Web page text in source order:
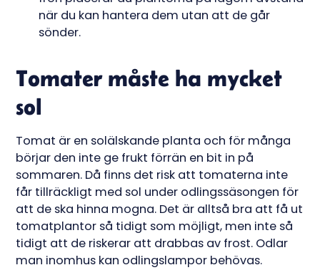
när du kan hantera dem utan att de går
sönder.
Tomater måste ha mycket
sol
Tomat är en solälskande planta och för många
börjar den inte ge frukt förrän en bit in på
sommaren. Då finns det risk att tomaterna inte
får tillräckligt med sol under odlingssäsongen för
att de ska hinna mogna. Det är alltså bra att få ut
tomatplantor så tidigt som möjligt, men inte så
tidigt att de riskerar att drabbas av frost. Odlar
man inomhus kan odlingslampor behövas.